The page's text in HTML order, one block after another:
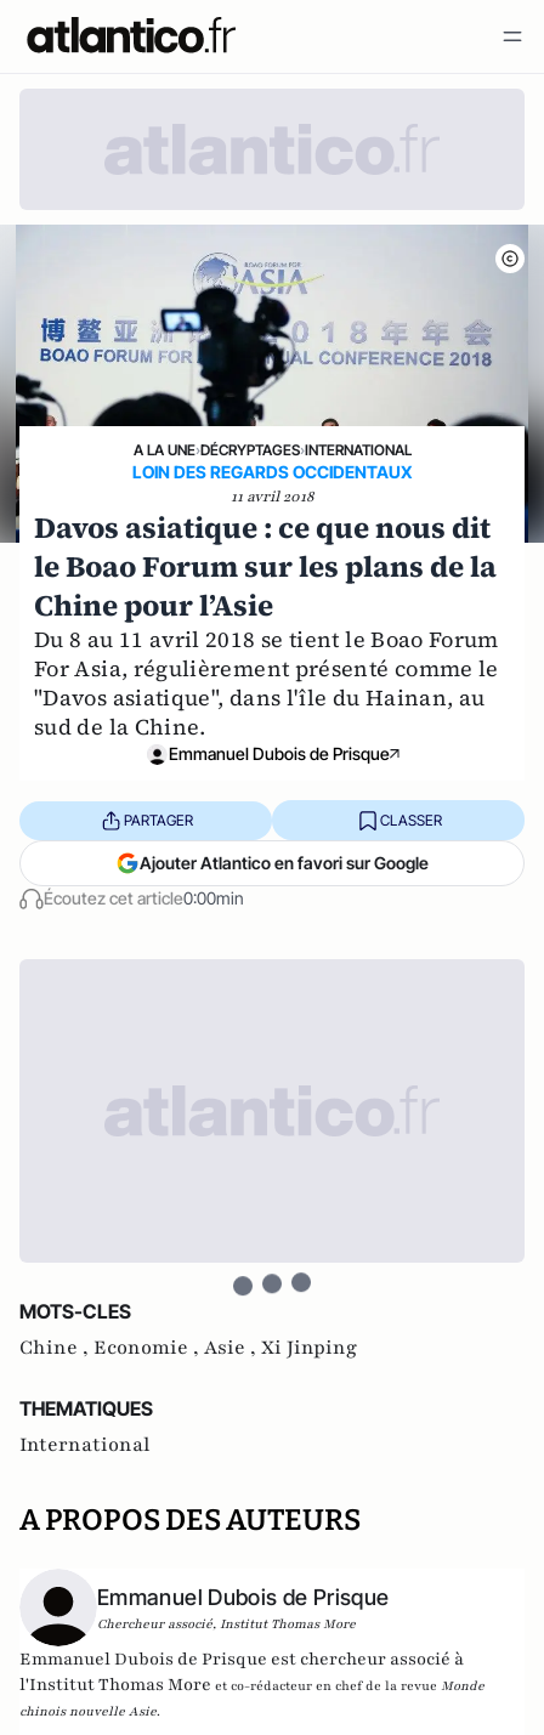
A LA UNE›DÉCRYPTAGES›INTERNATIONAL
LOIN DES REGARDS OCCIDENTAUX
11 avril 2018
Davos asiatique : ce que nous dit
le Boao Forum sur les plans de la
Chine pour l’Asie
Du 8 au 11 avril 2018 se tient le Boao Forum
For Asia, régulièrement présenté comme le
"Davos asiatique", dans l'île du Hainan, au
sud de la Chine.
Emmanuel Dubois de Prisque
Écoutez cet article0:00min
PARTAGER CLASSER
Ajouter Atlantico en favori sur Google
MOTS-CLES
Chine , Economie , Asie , Xi Jinping
THEMATIQUES
International
A PROPOS DES AUTEURS
Emmanuel Dubois de Prisque
Chercheur associé, Institut Thomas More
Emmanuel Dubois de Prisque est chercheur associé à
l'Institut Thomas More et co-rédacteur en chef de la revue Monde
chinois nouvelle Asie.